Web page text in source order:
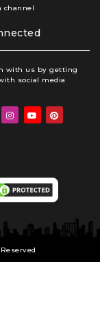
channel
with us by getting
social media